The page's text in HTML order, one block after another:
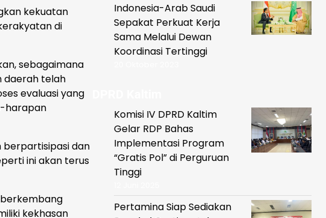
kekuatan
di
sebagaimana
daerah telah
evaluasi yang
harapan
berpartisipasi dan
ini akan terus
kekhasan
Indonesia-Arab Saudi
Sepakat Perkuat Kerja
Sama Melalui Dewan
Koordinasi Tertinggi
Komisi IV DPRD Kaltim
Gelar RDP Bahas
Implementasi Program
“Gratis Pol” di Perguruan
Tinggi
Pertamina Siap Sediakan